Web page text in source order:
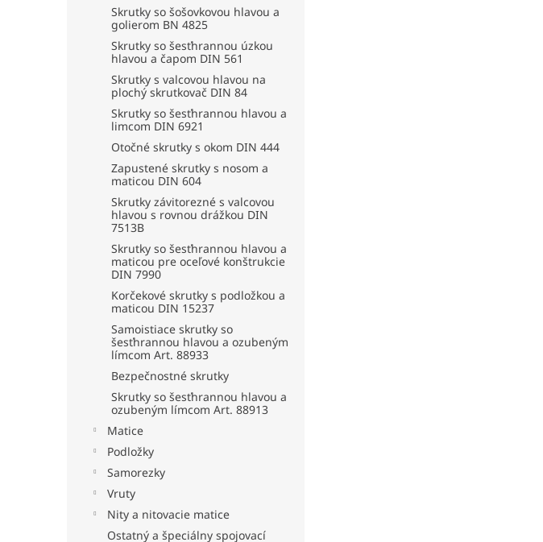
Skrutky so šošovkovou hlavou a
golierom BN 4825
Skrutky so šesťhrannou úzkou
hlavou a čapom DIN 561
Skrutky s valcovou hlavou na
plochý skrutkovač DIN 84
Skrutky so šesťhrannou hlavou a
limcom DIN 6921
Otočné skrutky s okom DIN 444
Zapustené skrutky s nosom a
maticou DIN 604
Skrutky závitorezné s valcovou
hlavou s rovnou drážkou DIN
7513B
Skrutky so šesťhrannou hlavou a
maticou pre oceľové konštrukcie
DIN 7990
Korčekové skrutky s podložkou a
maticou DIN 15237
Samoistiace skrutky so
šesťhrannou hlavou a ozubeným
límcom Art. 88933
Bezpečnostné skrutky
Skrutky so šesťhrannou hlavou a
ozubeným límcom Art. 88913
Matice
Podložky
Samorezky
Vruty
Nity a nitovacie matice
Ostatný a špeciálny spojovací